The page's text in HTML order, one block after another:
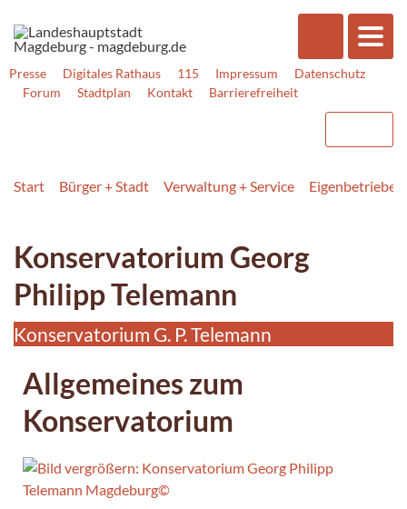
Presse Digitales Rathaus 115 Impressum
Datenschutz
Forum
Stadtplan Kontakt Barrierefreiheit
Start Bürger + Stadt Verwaltung + Service Eigenbetriebe
Konservatorium Georg
Philipp Telemann
Konservatorium G. P. Telemann
Allgemeines zum
Konservatorium